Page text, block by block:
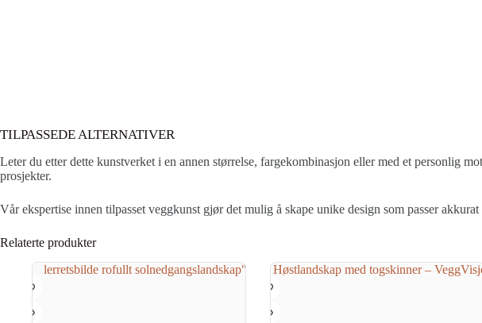
TILPASSEDE ALTERNATIVER
Leter du etter dette kunstverket i en annen størrelse, fargekombinasjon eller med et personlig
prosjekter.
Vår ekspertise innen tilpasset veggkunst gjør det mulig å skape unike design som passer
Relaterte produkter